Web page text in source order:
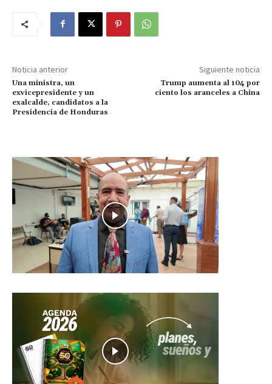
Noticia anterior
Una ministra, un
exvicepresidente y un
exalcalde, candidatos a la
Presidencia de Honduras
Siguiente noticia
Trump aumenta al 104 por
ciento los aranceles a China